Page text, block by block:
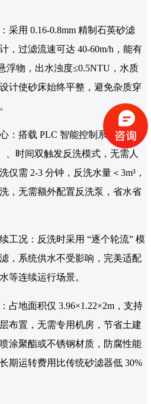
采用 0.16-0.8mm 精制石英砂滤
，过滤流速可达 40-60m/h，能有
浮物，出水浊度≤0.5NTU，水质
计使砂床始终平整，避免杂质穿
：搭载 PLC 智能控制系统，支持
、时间双触发反洗模式，无需人
仅需 2-3 分钟，反洗水量＜3m³，
，无需额外配置反洗泵，省水省
工况：反洗时采用 “逐个轮流” 模
，系统供水不受影响，完美适配
等连续运行场景。
占地面积仅 3.96×1.22×2m，支持
布置，无需专用机房，节省土建
涂聚酯或不锈钢材质，防腐性能
期运转费用比传统砂滤器低 30%